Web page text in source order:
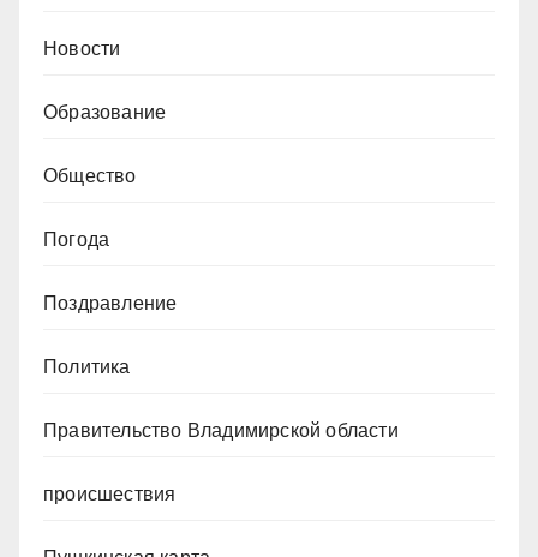
Новости
Образование
Общество
Погода
Поздравление
Политика
Правительство Владимирской области
происшествия